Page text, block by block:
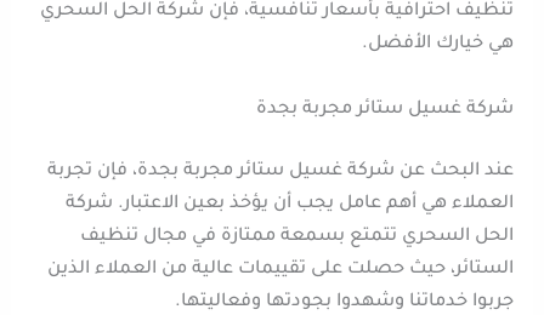
تنظيف احترافية بأسعار تنافسية، فإن شركة الحل السحري
هي خيارك الأفضل.
شركة غسيل ستائر مجربة بجدة
عند البحث عن شركة غسيل ستائر مجربة بجدة، فإن تجربة
العملاء هي أهم عامل يجب أن يؤخذ بعين الاعتبار. شركة
الحل السحري تتمتع بسمعة ممتازة في مجال تنظيف
الستائر، حيث حصلت على تقييمات عالية من العملاء الذين
جربوا خدماتنا وشهدوا بجودتها وفعاليتها.